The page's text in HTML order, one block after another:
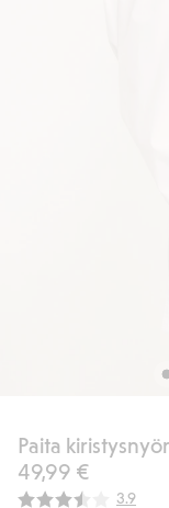
Paita
49,99 €
3.9